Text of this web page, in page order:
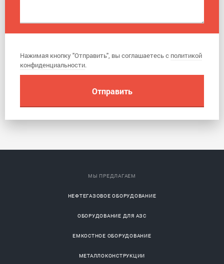
Нажимая кнопку "Отправить", вы соглашаетесь с политикой
конфиденциальности.
МЫ ПРЕДЛАГАЕМ
НЕФТЕГАЗОВОЕ ОБОРУДОВАНИЕ
ОБОРУДОВАНИЕ ДЛЯ АЗС
ЕМКОСТНОЕ ОБОРУДОВАНИЕ
МЕТАЛЛОКОНСТРУКЦИИ